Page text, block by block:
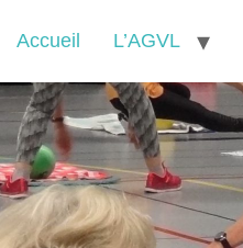
Accueil L’AGVL